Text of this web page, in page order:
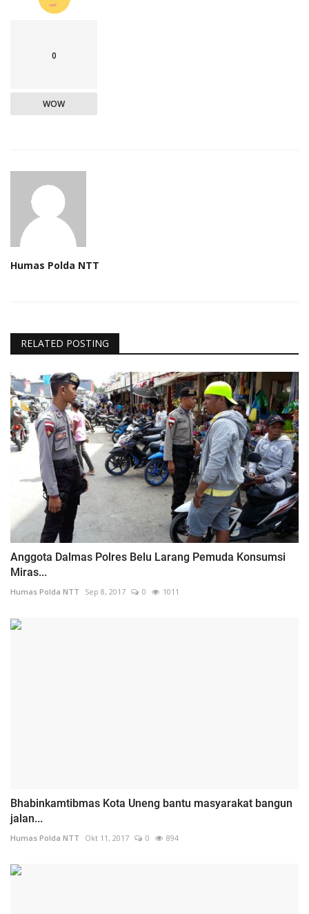
0
WOW
Humas Polda NTT
RELATED POSTING
Anggota Dalmas Polres Belu Larang Pemuda Konsumsi
Miras...
Humas Polda NTT Sep 8, 2017 0 1011
Bhabinkamtibmas Kota Uneng bantu masyarakat bangun
jalan...
Humas Polda NTT Okt 11, 2017 0 894